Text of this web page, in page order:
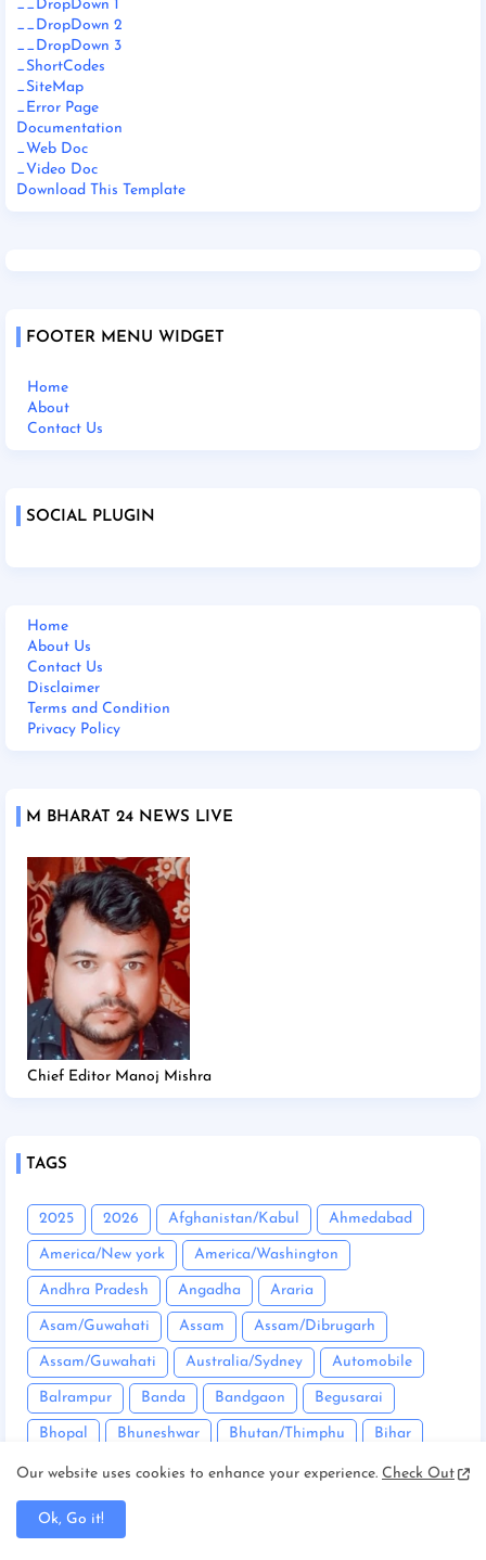
__DropDown 1
__DropDown 2
__DropDown 3
_ShortCodes
_SiteMap
_Error Page
Documentation
_Web Doc
_Video Doc
Download This Template
FOOTER MENU WIDGET
Home
About
Contact Us
SOCIAL PLUGIN
Home
About Us
Contact Us
Disclaimer
Terms and Condition
Privacy Policy
M BHARAT 24 NEWS LIVE
Chief Editor Manoj Mishra
TAGS
2025 2026 Afghanistan/Kabul Ahmedabad
America/New york America/Washington
Andhra Pradesh Angadha Araria
Asam/Guwahati Assam Assam/Dibrugarh
Assam/Guwahati Australia/Sydney Automobile
Balrampur Banda Bandgaon Begusarai
Bhopal Bhuneshwar Bhutan/Thimphu Bihar
Bihar/ Gopalganj Bihar/ Siwan Bihar/Araria
Bihar/Begusarai
Bihar/Chhapra
Our website uses cookies to enhance your experience. Check Out
Ok, Go it!